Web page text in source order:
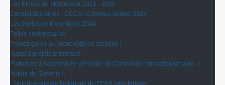
Les Etoiles de Molenbeek 2021 - 2022
Conseil des Aînés - CCCA : Colloque annuel 2024
Les étoiles de Molenbeek 2024
Police commissariat
Prenez garde au monoxyde de carbone !
Appel à projets artistiques
Participez à l’assemblée générale du Contrat de rénovation urbaine «
Autour de Simonis »
L'antenne sociale Delaunoy du CPAS sera fermée